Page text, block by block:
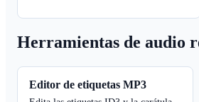
Herramientas de audio
Editor de etiquetas MP3